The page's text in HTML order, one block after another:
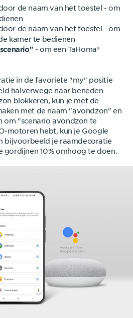
de naam van het toestel - om
de naam van het toestel - om
kamer te bedienen
- om een TaHoma®
in de favoriete "my" positie
halverwege naar beneden
blokkeren, kun je met de
met de naam "avondzon" en
om "scenario avondzon te
motoren hebt, kun je Google
bijvoorbeeld je raamdecoratie
gordijnen 10% omhoog te doen.